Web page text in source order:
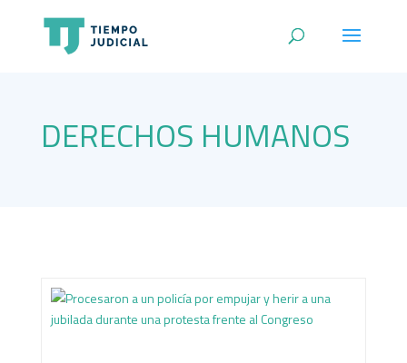
DERECHOS HUMANOS